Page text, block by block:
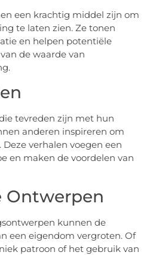
een krachtig middel zijn om
te laten zien. Ze tonen
en helpen potentiële
de waarde van
tevreden zijn met hun
anderen inspireren om
verhalen voegen een
en maken de voordelen van
Ontwerpen
kunnen de
een eigendom vergroten. Of
patroon of het gebruik van